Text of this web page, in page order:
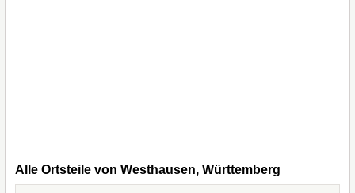
Alle Ortsteile von Westhausen, Württemberg